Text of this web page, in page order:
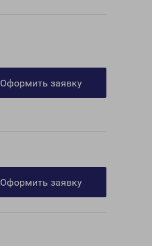
Оформить заявку
Оформить заявку